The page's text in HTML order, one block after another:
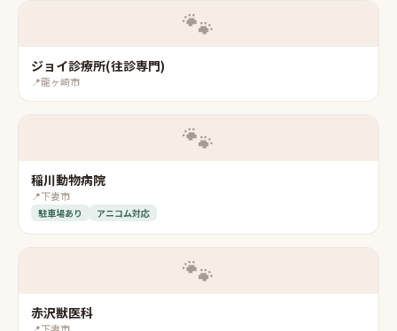
🐾
ジョイ診療所(往診専門)
📍龍ヶ崎市
🐾
稲川動物病院
📍下妻市
駐車場あり アニコム対応
🐾
赤沢獣医科